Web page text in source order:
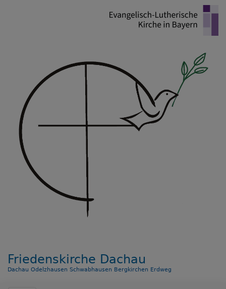
Friedenskirche Dachau
Dachau Odelzhausen Schwabhausen Bergkirchen Erdweg